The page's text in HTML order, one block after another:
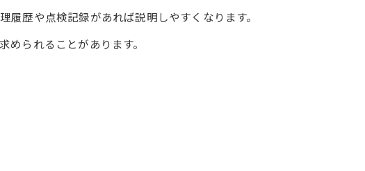
歴や点検記録があれば説明しやすくなります。
られることがあります。